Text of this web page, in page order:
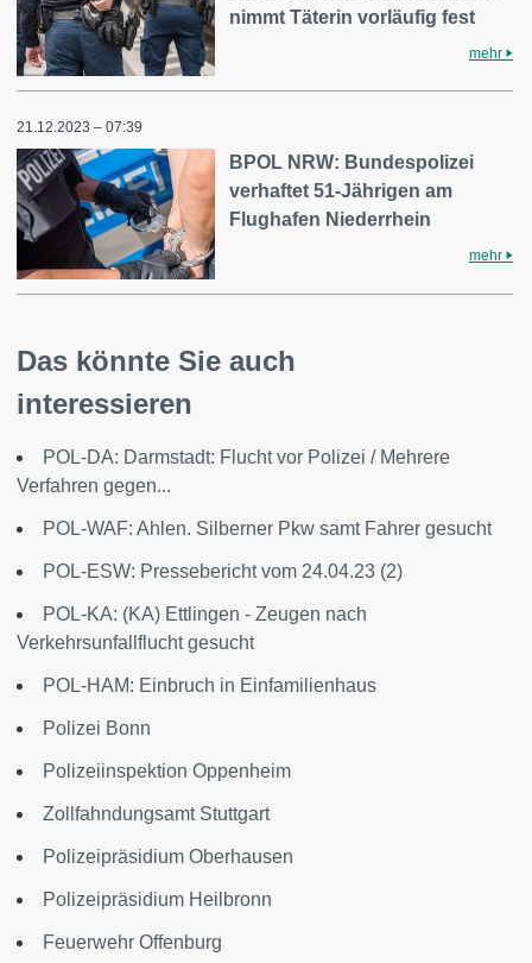
nimmt Täterin vorläufig fest
mehr
21.12.2023 – 07:39
BPOL NRW: Bundespolizei
verhaftet 51-Jährigen am
Flughafen Niederrhein
mehr
Das könnte Sie auch
interessieren
POL-DA: Darmstadt: Flucht vor Polizei / Mehrere
Verfahren gegen...
POL-WAF: Ahlen. Silberner Pkw samt Fahrer gesucht
POL-ESW: Pressebericht vom 24.04.23 (2)
POL-KA: (KA) Ettlingen - Zeugen nach
Verkehrsunfallflucht gesucht
POL-HAM: Einbruch in Einfamilienhaus
Polizei Bonn
Polizeiinspektion Oppenheim
Zollfahndungsamt Stuttgart
Polizeipräsidium Oberhausen
Polizeipräsidium Heilbronn
Feuerwehr Offenburg